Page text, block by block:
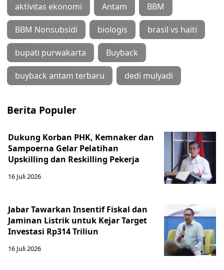
aktivitas ekonomi Antam BBM
BBM Nonsubsidi biologis brasil vs haiti
bupati purwakarta Buyback
buyback antam terbaru dedi mulyadi
Berita Populer
Dukung Korban PHK, Kemnaker dan
Sampoerna Gelar Pelatihan
Upskilling dan Reskilling Pekerja
16 Juli 2026
Jabar Tawarkan Insentif Fiskal dan
Jaminan Listrik untuk Kejar Target
Investasi Rp314 Triliun
16 Juli 2026